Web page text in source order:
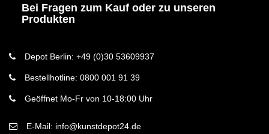
Bei Fragen zum Kauf oder zu unseren
Produkten
Depot Berlin: +49 (0)30 53609937
Bestellhotline: 0800 001 91 39
Geöffnet Mo-Fr von 10-18:00 Uhr
E-Mail: info@kunstdepot24.de